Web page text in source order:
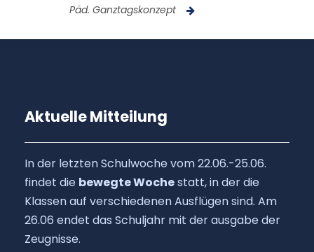
Päd. Ganztagskonzept
Aktuelle Mitteilung
In der letzten Schulwoche vom 22.06.-25.06.
findet die bewegte Wochestatt, in der die
Klassen auf verschiedenen Ausflügen sind. Am
26.06 endet das Schuljahr mit der ausgabe der
Zeugnisse.